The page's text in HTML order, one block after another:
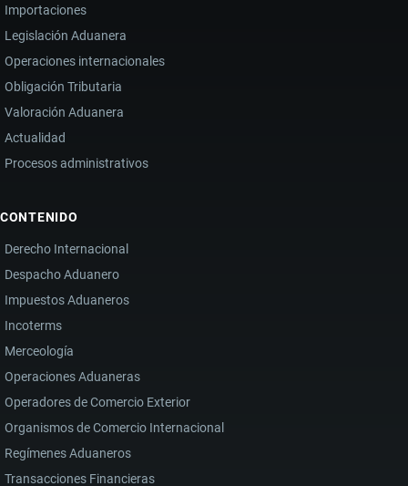
Importaciones
Legislación Aduanera
Operaciones internacionales
Obligación Tributaria
Valoración Aduanera
Actualidad
Procesos administrativos
CONTENIDO
Derecho Internacional
Despacho Aduanero
Impuestos Aduaneros
Incoterms
Merceología
Operaciones Aduaneras
Operadores de Comercio Exterior
Organismos de Comercio Internacional
Regímenes Aduaneros
Transacciones Financieras